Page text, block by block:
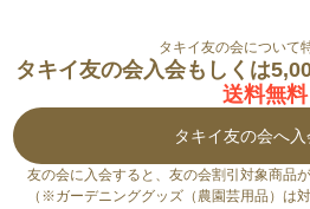
タキイ友の会について
タキイ友の会入会もしくは
送料無料
タキイ友の会へ入
友の会に入会すると、友の会割引対象商品
（※ガーデニンググッズ（農園芸用品）は対